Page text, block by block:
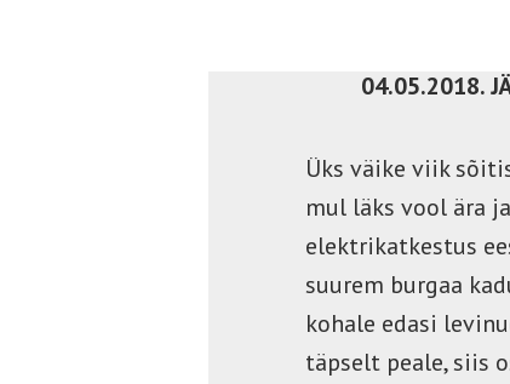
04.05.2018.
Üks väike viik
mul läks vool ära
elektrikatkestus
suurem burgaa
kohale edasi
täpselt peale, siis